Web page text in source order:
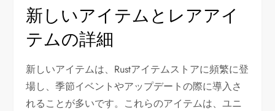
新しいアイテムとレアアイ
テムの詳細
新しいアイテムは、Rustアイテムストアに頻繁に登
場し、季節イベントやアップデートの際に導入さ
れることが多いです。これらのアイテムは、ユニ